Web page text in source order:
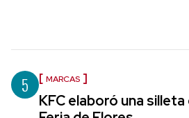
5 MARCAS
KFC elaboró una silleta